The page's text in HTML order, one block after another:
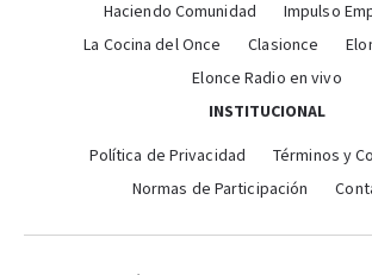
Haciendo Comunidad
Impulso
La Cocina del Once
Clasionce
Elonce Radio en vivo
INSTITUCIONAL
Política de Privacidad
Términos y
Normas de Participación